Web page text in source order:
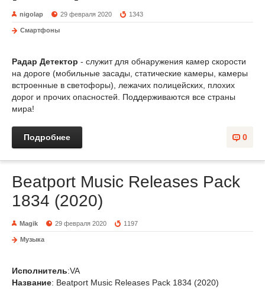
nigolap 29 февраля 2020 1343
Смартфоны
Радар Детектор - служит для обнаружения камер скорости
на дороге (мобильные засады, статические камеры, камеры
встроенные в светофоры), лежачих полицейских, плохих
дорог и прочих опасностей. Поддерживаются все страны
мира!
0
Подробнее
Beatport Music Releases Pack
1834 (2020)
Magik 29 февраля 2020 1197
Музыка
Исполнитель:VA
Название: Beatport Music Releases Pack 1834 (2020)